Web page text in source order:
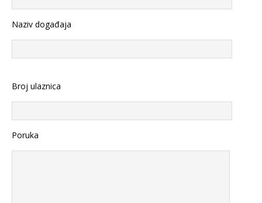
Naziv događaja
Broj ulaznica
Poruka